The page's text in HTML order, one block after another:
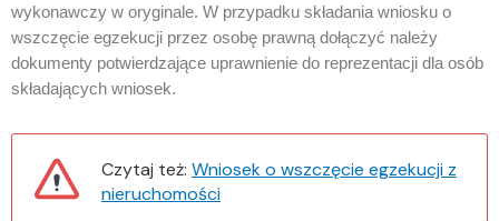
wykonawczy w oryginale. W przypadku składania wniosku o
wszczęcie egzekucji przez osobę prawną dołączyć należy
dokumenty potwierdzające uprawnienie do reprezentacji dla osób
składających wniosek.
Czytaj też: Wniosek o wszczęcie egzekucji z
nieruchomości